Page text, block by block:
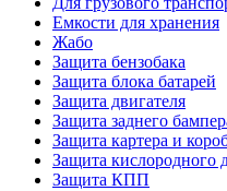
Емкости для хранения
Жабо
Защита бензобака
Защита блока батарей
Защита двигателя
Защита заднего
Защита картера и
Защита кислородного
Защита КПП